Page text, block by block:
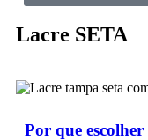
Lacre SETA
Por que